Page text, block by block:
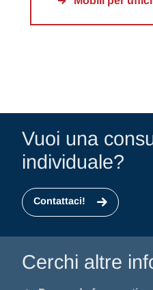
Vuoi una
individuale?
Contattaci!
Cerchi altre